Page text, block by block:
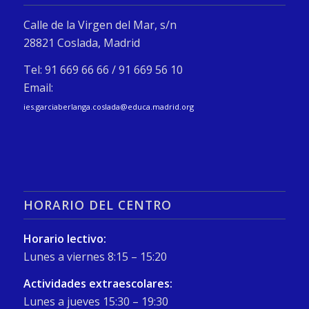
Calle de la Virgen del Mar, s/n
28821 Coslada, Madrid
Tel: 91 669 66 66 / 91 669 56 10
Email:
ies.garciaberlanga.coslada@educa.madrid.org
HORARIO DEL CENTRO
Horario lectivo:
Lunes a viernes 8:15 – 15:20
Actividades extraescolares:
Lunes a jueves 15:30 – 19:30